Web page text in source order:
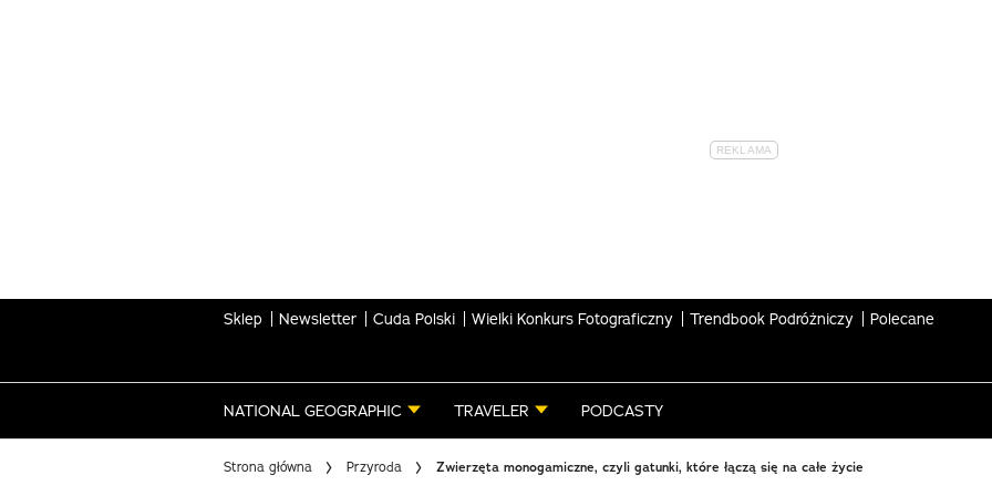
Sklep Newsletter Cuda Polski Wielki Konkurs Fotograficzny Trendbook Podróżniczy Polecane
NATIONAL GEOGRAPHIC TRAVELER PODCASTY
Strona główna Przyroda Zwierzęta monogamiczne, czyli gatunki, które łączą się na całe życie